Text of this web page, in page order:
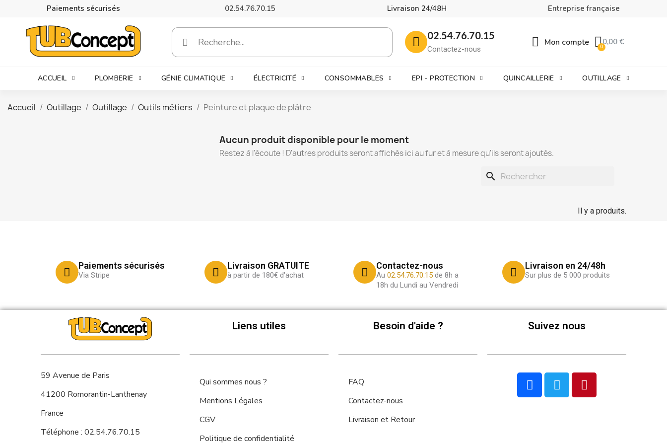
Paiements sécurisés 02.54.76.70.15 Livraison 24/48H Entreprise française
02.54.76.70.15
Contactez-nous
Mon compte 0,00 €
ACCUEIL PLOMBERIE GÉNIE CLIMATIQUE ÉLECTRICITÉ CONSOMMABLES EPI - PROTECTION QUINCAILLERIE OUTILLAGE
Accueil Outillage Outillage Outils métiers Peinture et plaque de plâtre
Aucun produit disponible pour le moment
Restez à l'écoute ! D'autres produits seront affichés ici au fur et à mesure qu'ils seront ajoutés.
search
Il y a produits.
Paiements sécurisés
Via Stripe
Livraison GRATUITE
à partir de 180€ d'achat
Contactez-nous
Au 02.54.76.70.15 de 8h a
18h du Lundi au Vendredi
Livraison en 24/48h
Sur plus de 5 000 produits
59 Avenue de Paris
41200 Romorantin-Lanthenay
France
Téléphone : 02.54.76.70.15
Liens utiles
Qui sommes nous ?
Mentions Légales
CGV
Politique de confidentialité
Besoin d'aide ?
FAQ
Contactez-nous
Livraison et Retour
Suivez nous